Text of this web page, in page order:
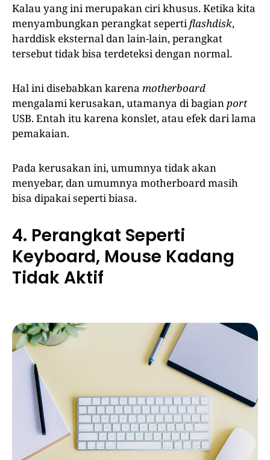
Kalau yang ini merupakan ciri khusus. Ketika kita
menyambungkan perangkat sepertiflashdisk,
harddisk eksternal dan lain-lain, perangkat
tersebut tidak bisa terdeteksi dengan normal.
Hal ini disebabkan karena motherboard
mengalami kerusakan, utamanya di bagianport
USB. Entah itu karena konslet, atau efek dari lama
pemakaian.
Pada kerusakan ini, umumnya tidak akan
menyebar, dan umumnya motherboard masih
bisa dipakai seperti biasa.
4. Perangkat Seperti
Keyboard, Mouse Kadang
Tidak Aktif